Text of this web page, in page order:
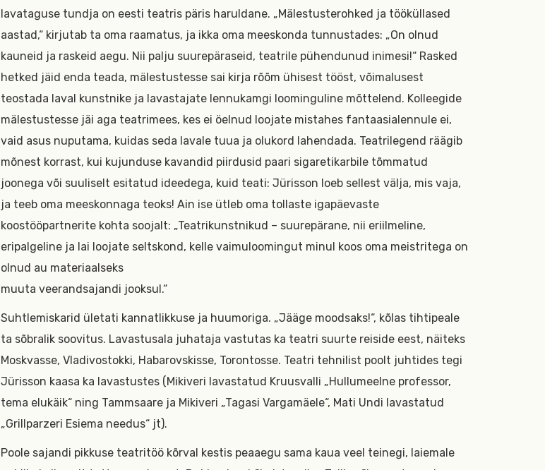
lavataguse tundja on eesti teatris päris haruldane. „Mälestusterohked ja tööküllased
aastad,“ kirjutab ta oma raamatus, ja ikka oma meeskonda tunnustades: „On olnud
kauneid ja raskeid aegu. Nii palju suurepäraseid, teatrile pühendunud inimesi!“ Rasked
hetked jäid enda teada, mälestustesse sai kirja rõõm ühisest tööst, võimalusest
teostada laval kunstnike ja lavastajate lennukamgi loominguline mõttelend. Kolleegide
mälestustesse jäi aga teatrimees, kes ei öelnud loojate mistahes fantaasialennule ei,
vaid asus nuputama, kuidas seda lavale tuua ja olukord lahendada. Teatrilegend räägib
mõnest korrast, kui kujunduse kavandid piirdusid paari sigaretikarbile tõmmatud
joonega või suuliselt esitatud ideedega, kuid teati: Jürisson loeb sellest välja, mis vaja,
ja teeb oma meeskonnaga teoks! Ain ise ütleb oma tollaste igapäevaste
koostööpartnerite kohta soojalt: „Teatrikunstnikud – suurepärane, nii eriilmeline,
eripalgeline ja lai loojate seltskond, kelle vaimuloomingut minul koos oma meistritega on
olnud au materiaalseks
muuta veerandsajandi jooksul.“
Suhtlemiskarid ületati kannatlikkuse ja huumoriga. „Jääge moodsaks!“, kõlas tihtipeale
ta sõbralik soovitus. Lavastusala juhataja vastutas ka teatri suurte reiside eest, näiteks
Moskvasse, Vladivostokki, Habarovskisse, Torontosse. Teatri tehnilist poolt juhtides tegi
Jürisson kaasa ka lavastustes (Mikiveri lavastatud Kruusvalli „Hullumeelne professor,
tema elukäik“ ning Tammsaare ja Mikiveri „Tagasi Vargamäele“, Mati Undi lavastatud
„Grillparzeri Esiema needus“ jt).
Poole sajandi pikkuse teatritöö kõrval kestis peaaegu sama kaua veel teinegi, laiemale